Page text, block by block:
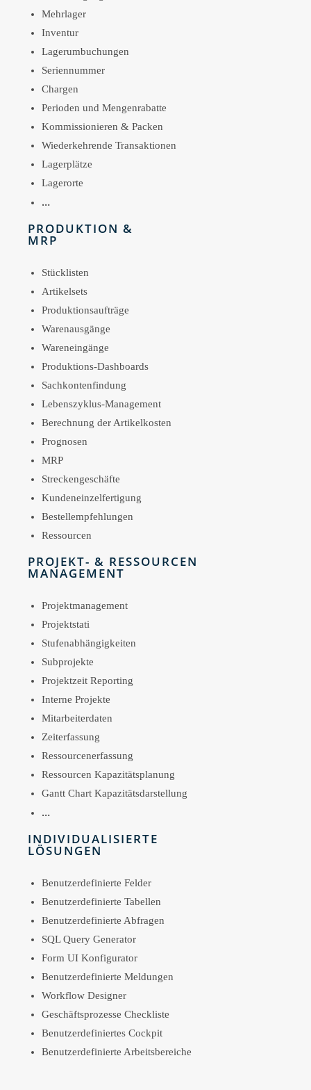
Mehrlager
Inventur
Lagerumbuchungen
Seriennummer
Chargen
Perioden und Mengenrabatte
Kommissionieren & Packen
Wiederkehrende Transaktionen
Lagerplätze
Lagerorte
…
PRODUKTION &
MRP
Stücklisten
Artikelsets
Produktionsaufträge
Warenausgänge
Wareneingänge
Produktions-Dashboards
Sachkontenfindung
Lebenszyklus-Management
Berechnung der Artikelkosten
Prognosen
MRP
Streckengeschäfte
Kundeneinzelfertigung
Bestellempfehlungen
Ressourcen
PROJEKT- & RESSOURCEN
MANAGEMENT
Projektmanagement
Projektstati
Stufenabhängigkeiten
Subprojekte
Projektzeit Reporting
Interne Projekte
Mitarbeiterdaten
Zeiterfassung
Ressourcenerfassung
Ressourcen Kapazitätsplanung
Gantt Chart Kapazitätsdarstellung
…
INDIVIDUALISIERTE
LÖSUNGEN
Benutzerdefinierte Felder
Benutzerdefinierte Tabellen
Benutzerdefinierte Abfragen
SQL Query Generator
Form UI Konfigurator
Benutzerdefinierte Meldungen
Workflow Designer
Geschäftsprozesse Checkliste
Benutzerdefiniertes Cockpit
Benutzerdefinierte Arbeitsbereiche